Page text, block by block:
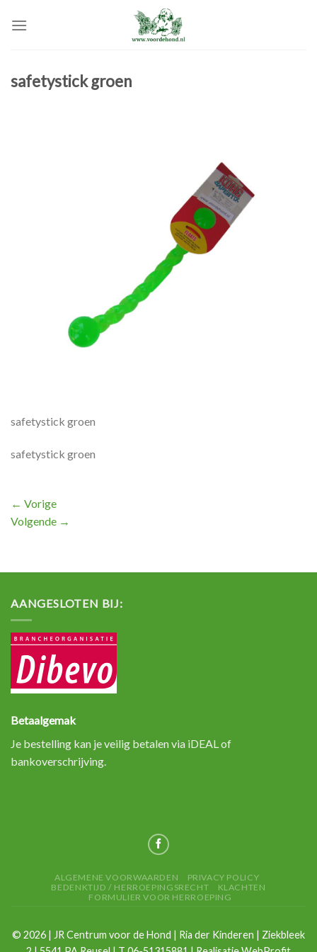
safetystick groen
safetystick groen
safetystick groen
← Vorige
Volgende →
AANGESLOTEN BIJ:
Betaalgemak
Je bestelling kan je veilig betalen via iDEAL of
bankoverschrijving.
ALGEMENE VOORWAARDEN
PRIVACY POLICY
BEDENKTIJD / HERROEPINGSRECHT
KLACHTEN
FORMULIER VOOR HERROEPING
© 2026 | JR Centrum voor de Hond | Ria der Kinderen | Ziekbleek